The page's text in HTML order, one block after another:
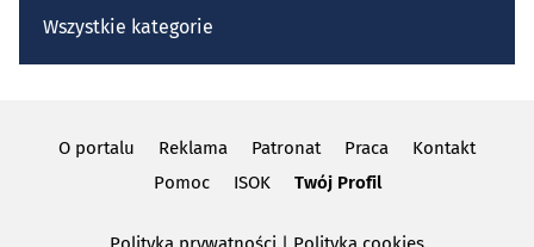
Wszystkie kategorie
O portalu Reklama Patronat Praca
Kontakt
Pomoc
ISOK Twój Profil